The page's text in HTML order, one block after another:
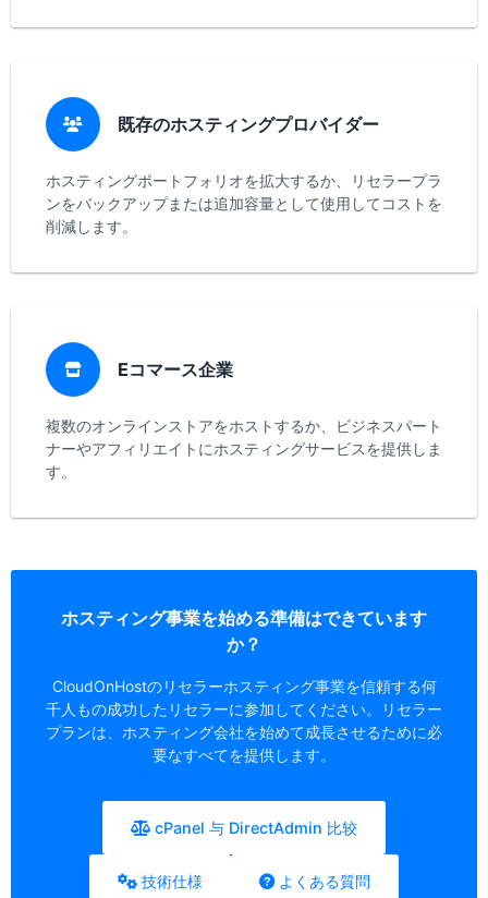
既存のホスティングプロバイダー
ホスティングポートフォリオを拡大するか、リセラープラ
ンをバックアップまたは追加容量として使用してコストを
削減します。
Eコマース企業
複数のオンラインストアをホストするか、ビジネスパート
ナーやアフィリエイトにホスティングサービスを提供しま
す。
ホスティング事業を始める準備はできています
か？
CloudOnHostのリセラーホスティング事業を信頼する何
千人もの成功したリセラーに参加してください。リセラー
プランは、ホスティング会社を始めて成長させるために必
要なすべてを提供します。
cPanel 与 DirectAdmin 比较
技術仕様 よくある質問